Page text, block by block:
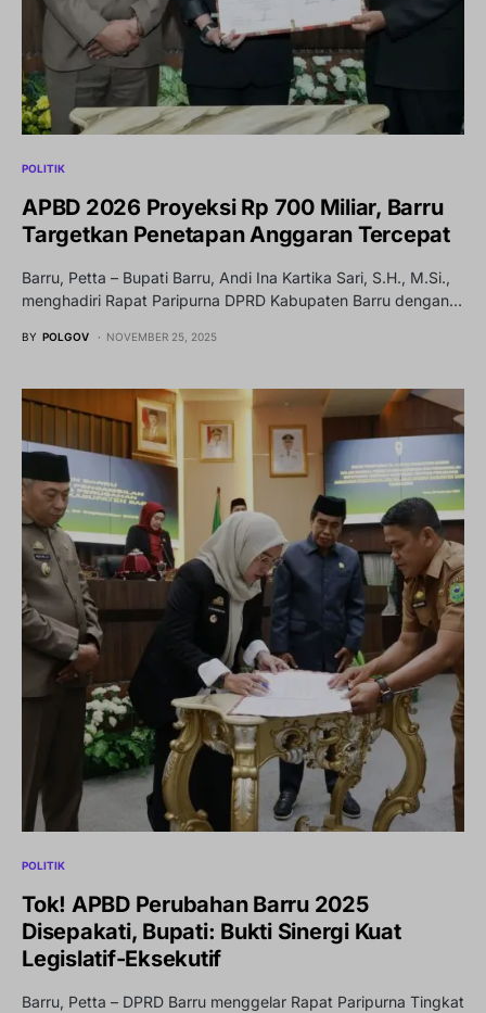
POLITIK
APBD 2026 Proyeksi Rp 700 Miliar, Barru
Targetkan Penetapan Anggaran Tercepat
Barru, Petta – Bupati Barru, Andi Ina Kartika Sari, S.H., M.Si.,
menghadiri Rapat Paripurna DPRD Kabupaten Barru dengan…
BY POLGOV NOVEMBER 25, 2025
POLITIK
Tok! APBD Perubahan Barru 2025
Disepakati, Bupati: Bukti Sinergi Kuat
Legislatif-Eksekutif
Barru, Petta – DPRD Barru menggelar Rapat Paripurna Tingkat